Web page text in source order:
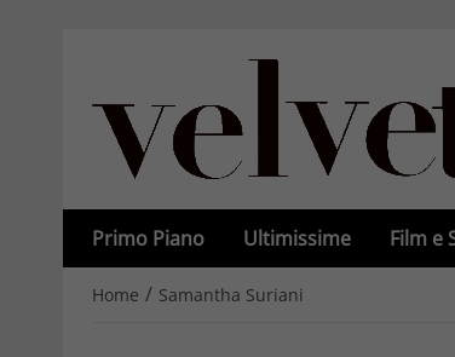
Primo Piano Ultimissime Film e
Home / Samantha Suriani